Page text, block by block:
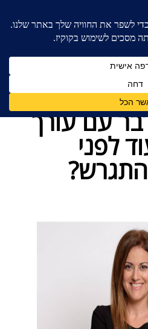
עם עורך דין גירושים עוד
עם עורך
לפני